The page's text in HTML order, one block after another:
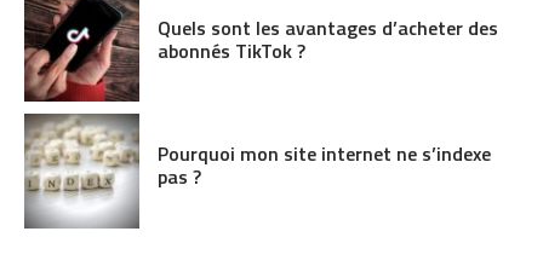
Quels sont les avantages d’acheter des
abonnés TikTok ?
Pourquoi mon site internet ne s’indexe
pas ?